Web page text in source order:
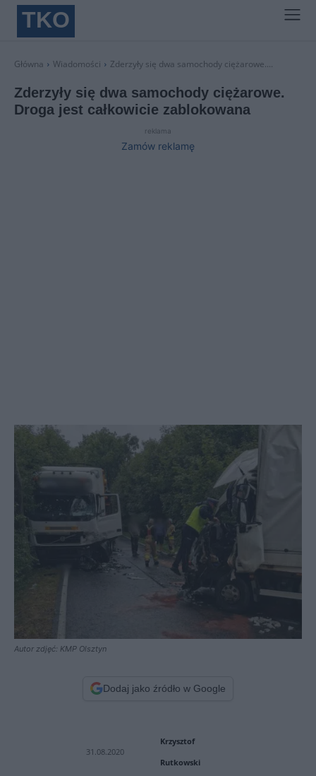
TKO
Główna Wiadomości Zderzyły się dwa samochody ciężarowe....
Zderzyły się dwa samochody ciężarowe.
Droga jest całkowicie zablokowana
reklama
Zamów reklamę
Autor zdjęć: KMP Olsztyn
Dodaj jako źródło w Google
31.08.2020
Krzysztof
Rutkowski